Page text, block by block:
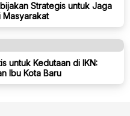
Strategis untuk Jaga
Masyarakat
untuk Kedutaan di IKN:
Ibu Kota Baru